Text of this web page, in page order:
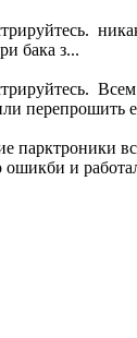
бака з...
перепрошить
парктроники
и